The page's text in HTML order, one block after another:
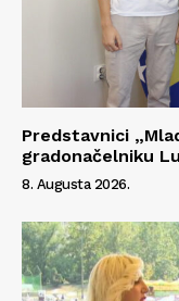
Predstavnici
gradonačelniku
8. Augusta 2026.